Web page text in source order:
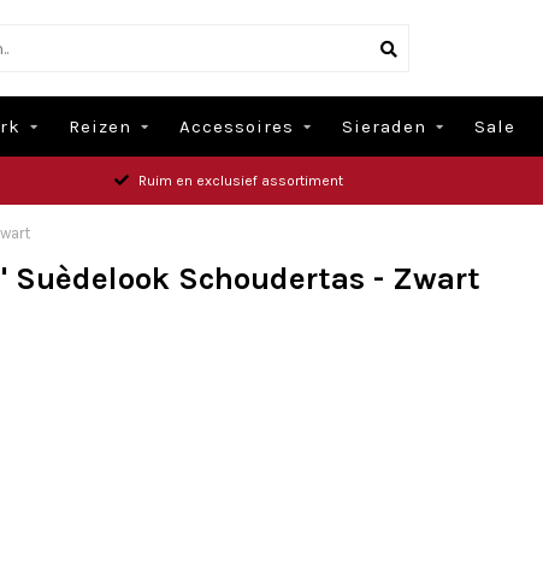
Reizen Accessoires Sieraden Sale
Ruim en exclusief assortiment
Suèdelook Schoudertas - Zwart